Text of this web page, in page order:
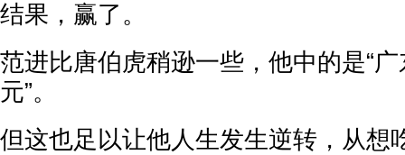
结果，赢了。
范进比唐伯虎稍逊一些，他中的是“
元”。
但这也足以让他人生发生逆转，从想